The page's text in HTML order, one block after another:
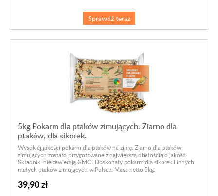
Sprawdź teraz
5kg Pokarm dla ptaków zimujących. Ziarno dla
ptaków, dla sikorek.
Wysokiej jakości pokarm dla ptaków na zimę. Ziarno dla ptaków
zimujących zostało przygotowane z największą dbałością o jakość.
Składniki nie zawierają GMO. Doskonały pokarm dla sikorek i innych
małych ptaków zimujących w Polsce. Masa netto 5kg.
39,90 zł